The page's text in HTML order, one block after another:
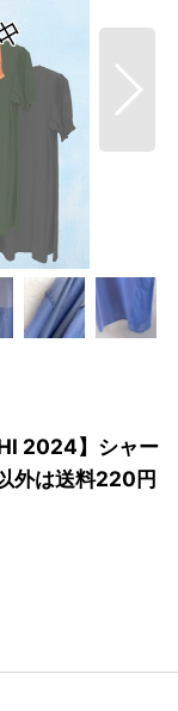
2024】シャー
外は送料220円